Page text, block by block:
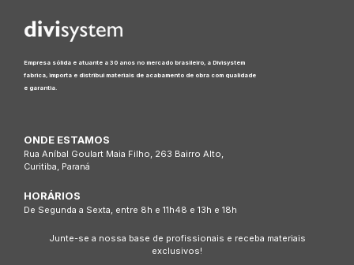
Empresa sólida e atuante a 30 anos no mercado brasileiro, a Divisystem
fabrica, importa e distribui materiais de acabamento de obra com qualidade
e garantia.
ONDE ESTAMOS
Rua Aníbal Goulart Maia Filho, 263 Bairro Alto,
Curitiba, Paraná
HORÁRIOS
De Segunda a Sexta, entre 8h e 11h48 e 13h e 18h
Junte-se a nossa base de profissionais e receba materiais
exclusivos!